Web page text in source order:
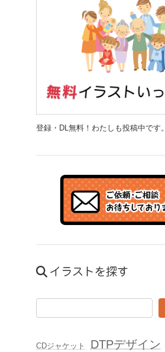
登録・DL無料！わたしも投稿中です。
イラストを探す
CDジャケット DTPデザイン